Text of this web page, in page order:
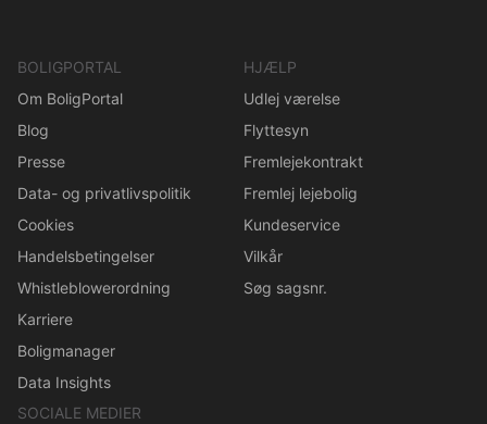
BOLIGPORTAL
Om BoligPortal
Blog
Presse
Data- og privatlivspolitik
Cookies
Handelsbetingelser
Whistleblowerordning
Karriere
Boligmanager
Data Insights
HJÆLP
Udlej værelse
Flyttesyn
Fremlejekontrakt
Fremlej lejebolig
Kundeservice
Vilkår
Søg sagsnr.
SOCIALE MEDIER